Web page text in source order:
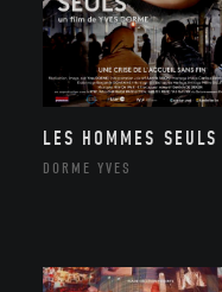
LES HOMMES SEULS
DORME YVES